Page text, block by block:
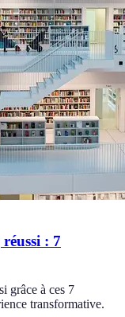
: 7
grâce à ces 7
transformative.